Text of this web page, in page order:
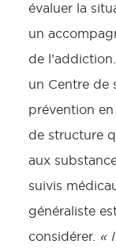
évaluer la
un
de
un Centre de
prévention
de structure
aux
suivis
généraliste
considérer. «